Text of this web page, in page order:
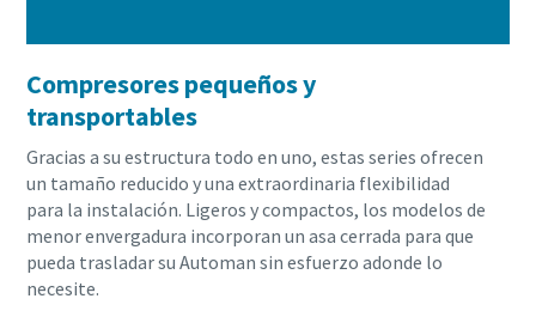
Compresores pequeños y
transportables
Gracias a su estructura todo en uno, estas series ofrecen
un tamaño reducido y una extraordinaria flexibilidad
para la instalación. Ligeros y compactos, los modelos de
menor envergadura incorporan un asa cerrada para que
pueda trasladar su Automan sin esfuerzo adonde lo
necesite.